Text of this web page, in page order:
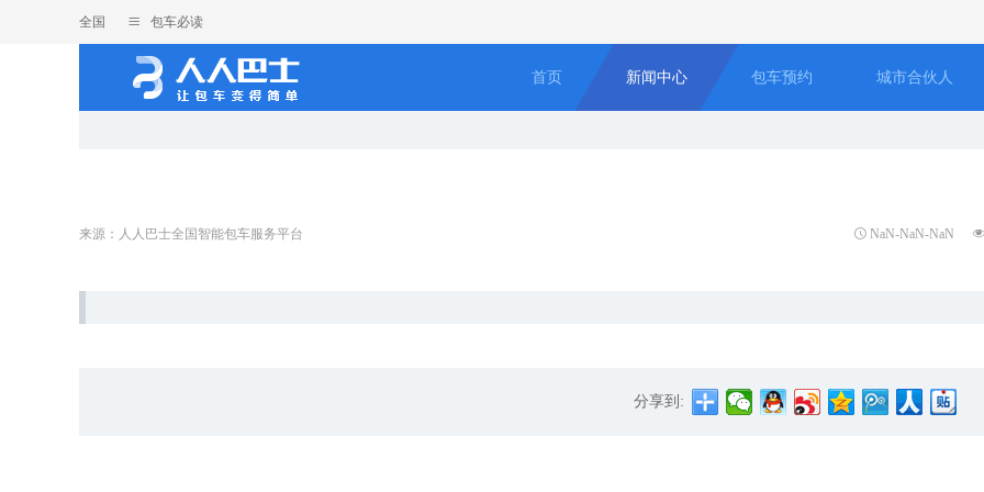
全国 包车必读
首页 新闻中心 包车预约 城市合伙人
来源：人人巴士全国智能包车服务平台 NaN-NaN-NaN
分享到: